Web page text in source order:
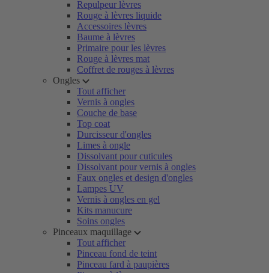
Repulpeur lèvres
Rouge à lèvres liquide
Accessoires lèvres
Baume à lèvres
Primaire pour les lèvres
Rouge à lèvres mat
Coffret de rouges à lèvres
Ongles
Tout afficher
Vernis à ongles
Couche de base
Top coat
Durcisseur d'ongles
Limes à ongle
Dissolvant pour cuticules
Dissolvant pour vernis à ongles
Faux ongles et design d'ongles
Lampes UV
Vernis à ongles en gel
Kits manucure
Soins ongles
Pinceaux maquillage
Tout afficher
Pinceau fond de teint
Pinceau fard à paupières